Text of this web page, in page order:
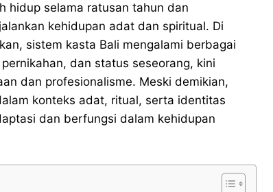
hidup selama ratusan tahun dan
kehidupan adat dan spiritual. Di
sistem kasta Bali mengalami berbagai
dan status seseorang, kini
dan profesionalisme. Meski demikian,
konteks adat, ritual, serta identitas
dan berfungsi dalam kehidupan